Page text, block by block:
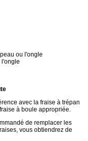
ou l'ongle
l'ongle
avec la fraise à trépan
à boule appropriée.
de remplacer les
vous obtiendrez de